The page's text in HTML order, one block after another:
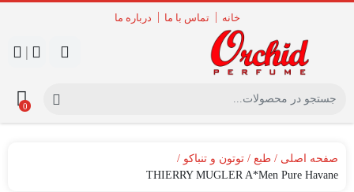
خانه تماس با ما درباره ما
|
0
صفحه اصلی طبع
توتون و تنباکو
THIERRY MUGLER A*Men Pure Havane